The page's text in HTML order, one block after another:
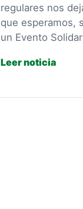
regulares nos
que esperamos,
un Evento
Leer noticia